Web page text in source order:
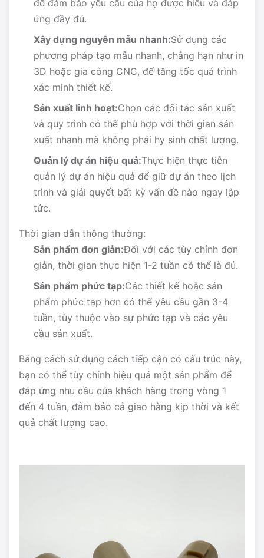
để đảm bảo yêu cầu của họ được hiểu và đáp
ứng đầy đủ.
Xây dựng nguyên mẫu nhanh:Sử dụng các
phương pháp tạo mẫu nhanh, chẳng hạn như in
3D hoặc gia công CNC, để tăng tốc quá trình
xác minh thiết kế.
Sản xuất linh hoạt:Chọn các đối tác sản xuất
và quy trình có thể phù hợp với thời gian sản
xuất nhanh mà không phải hy sinh chất lượng.
Quản lý dự án hiệu quả:Thực hiện thực tiễn
quản lý dự án hiệu quả để giữ dự án theo lịch
trình và giải quyết bất kỳ vấn đề nào ngay lập
tức.
Thời gian dẫn thông thường:
Sản phẩm đơn giản:Đối với các tùy chỉnh đơn
giản, thời gian thực hiện 1-2 tuần có thể là đủ.
Sản phẩm phức tạp:Các thiết kế hoặc sản
phẩm phức tạp hơn có thể yêu cầu gần 3-4
tuần, tùy thuộc vào sự phức tạp và các yêu
cầu sản xuất.
Bằng cách sử dụng cách tiếp cận có cấu trúc này,
bạn có thể tùy chỉnh hiệu quả một sản phẩm để
đáp ứng nhu cầu của khách hàng trong vòng 1
đến 4 tuần, đảm bảo cả giao hàng kịp thời và kết
quả chất lượng cao.